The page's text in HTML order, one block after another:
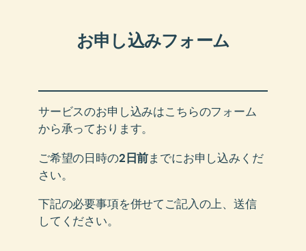
お申し込みフォーム
サービスのお申し込みはこちらのフォーム
から承っております。
ご希望の日時の2日前までにお申し込みくだ
さい。
下記の必要事項を併せてご記入の上、送信
してください。